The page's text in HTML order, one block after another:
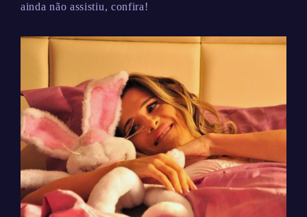
ainda não assistiu, confira!